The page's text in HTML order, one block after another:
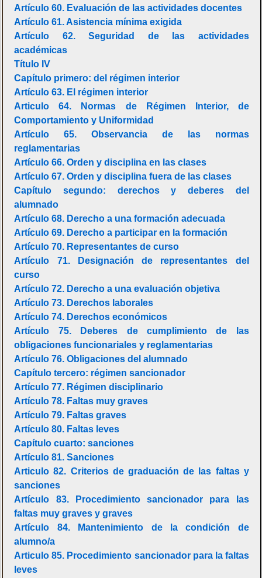
Artículo 60. Evaluación de las actividades docentes
Artículo 61. Asistencia mínima exigida
Artículo 62. Seguridad de las actividades
académicas
Título IV
Capítulo primero: del régimen interior
Artículo 63. El régimen interior
Articulo 64. Normas de Régimen Interior, de
Comportamiento y Uniformidad
Artículo 65. Observancia de las normas
reglamentarias
Artículo 66. Orden y disciplina en las clases
Artículo 67. Orden y disciplina fuera de las clases
Capítulo segundo: derechos y deberes del
alumnado
Artículo 68. Derecho a una formación adecuada
Artículo 69. Derecho a participar en la formación
Artículo 70. Representantes de curso
Artículo 71. Designación de representantes del
curso
Artículo 72. Derecho a una evaluación objetiva
Artículo 73. Derechos laborales
Artículo 74. Derechos económicos
Artículo 75. Deberes de cumplimiento de las
obligaciones funcionariales y reglamentarias
Artículo 76. Obligaciones del alumnado
Capítulo tercero: régimen sancionador
Artículo 77. Régimen disciplinario
Artículo 78. Faltas muy graves
Artículo 79. Faltas graves
Artículo 80. Faltas leves
Capítulo cuarto: sanciones
Artículo 81. Sanciones
Articulo 82. Criterios de graduación de las faltas y
sanciones
Artículo 83. Procedimiento sancionador para las
faltas muy graves y graves
Artículo 84. Mantenimiento de la condición de
alumno/a
Articulo 85. Procedimiento sancionador para la faltas
leves